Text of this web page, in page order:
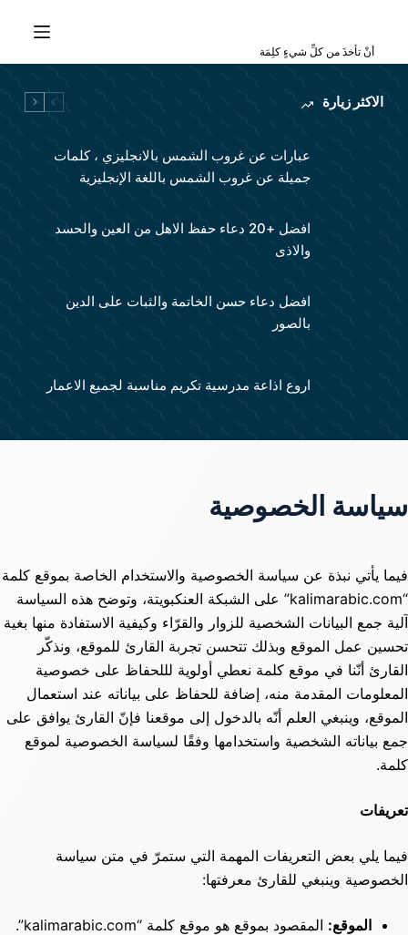
ت
أنْ تأخذَ من كلِّ شيءٍ كلِمَة
الاكثر زيارة
عبارات عن غروب الشمس بالانجليزي ، كلمات
جميلة عن غروب الشمس باللغة الإنجليزية
افضل +20 دعاء حفظ الاهل من العين والحسد
والاذى
افضل دعاء حسن الخاتمة والثبات على الدين
بالصور
اروع اذاعة مدرسية تكريم مناسبة لجميع الاعمار
سياسة الخصوصية
فيما يأتي نبذة عن سياسة الخصوصية والاستخدام الخاصة بموقع كلمة
“kalimarabic.com” على الشبكة العنكبويتة، وتوضح هذه السياسة
آلية جمع البيانات الشخصية للزوار والقرّاء وكيفية الاستفادة منها بغية
تحسين عمل الموقع وبذلك تتحسن تجربة القارئ للموقع، ونذكّر
القارئ أنّنا في موقع كلمة نعطي أولوية لللحفاظ على خصوصية
المعلومات المقدمة منه، إضافة للحفاظ على بياناته عند استعمال
الموقع، وينبغي العلم أنّه بالدخول إلى موقعنا فإنّ القارئ يوافق على
جمع بياناته الشخصية واستخدامها وفقًا لسياسة الخصوصية لموقع
كلمة.
تعريفات
فيما يلي بعض التعريفات المهمة التي ستمرّ في متن سياسة
الخصوصية وينبغي للقارئ معرفتها:
الموقع: المقصود بموقع هو موقع كلمة “kalimarabic.com”.